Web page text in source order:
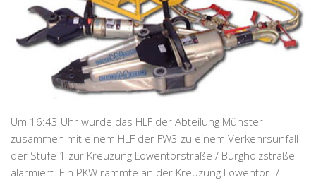
Um 16:43 Uhr wurde das HLF der Abteilung Münster
zusammen mit einem HLF der FW3 zu einem Verkehrsunfall
der Stufe 1 zur Kreuzung Löwentorstraße / Burgholzstraße
alarmiert. Ein PKW rammte an der Kreuzung Löwentor- /